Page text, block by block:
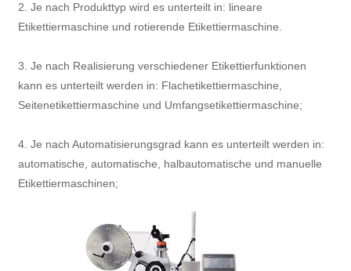
2. Je nach Produkttyp wird es unterteilt in: lineare
Etikettiermaschine und rotierende Etikettiermaschine.
3. Je nach Realisierung verschiedener Etikettierfunktionen
kann es unterteilt werden in: Flachetikettiermaschine,
Seitenetikettiermaschine und Umfangsetikettiermaschine;
4. Je nach Automatisierungsgrad kann es unterteilt werden in:
automatische, automatische, halbautomatische und manuelle
Etikettiermaschinen;